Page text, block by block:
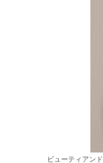
ビューティアン